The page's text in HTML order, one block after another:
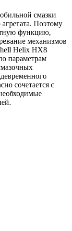
смазки
Поэтому
функцию,
механизмов
Helix HX8
параметрам
сочетается с